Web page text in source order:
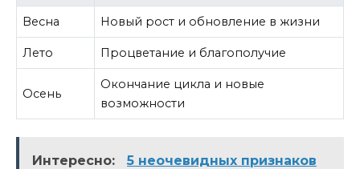
Весна Новый рост и обновление в жизни
Лето Процветание и благополучие
Осень
Окончание цикла и новые
возможности
Интересно:
5 неочевидных признаков